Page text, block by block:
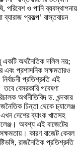
পরিবেশ ও পানি ব্যবস্থাপনায়
ব্যারাজ প্রকল্প’ বাস্তবায়ন
একটি অর্থনৈতিক দলিল নয়;
এবং প্রশাসনিক সক্ষমতারও
প্রতিশ্রুতি এই
তবে বেসরকারি গবেষণা
অর্থনীতিবিদ ড. খন্দকার
চিন্তা থেকে চ্যালেঞ্জ
দেশের ব্যাংক খাতসহ
অবশ্য এই বাজেটের
কারণ বাজেট কেবল
রাজনৈতিক প্রতিশ্রুতি